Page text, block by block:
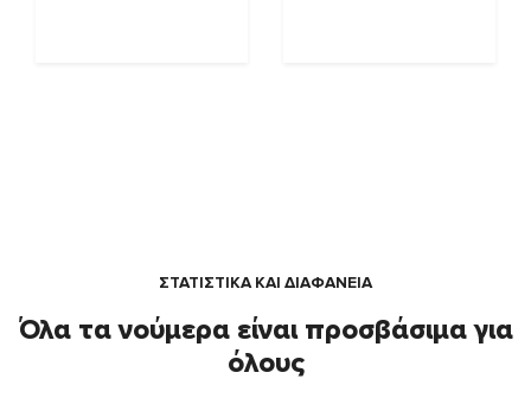
ΣΤΑΤΙΣΤΙΚΑ ΚΑΙ ΔΙΑΦΑΝΕΙΑ
Όλα τα νούμερα είναι προσβάσιμα για
όλους